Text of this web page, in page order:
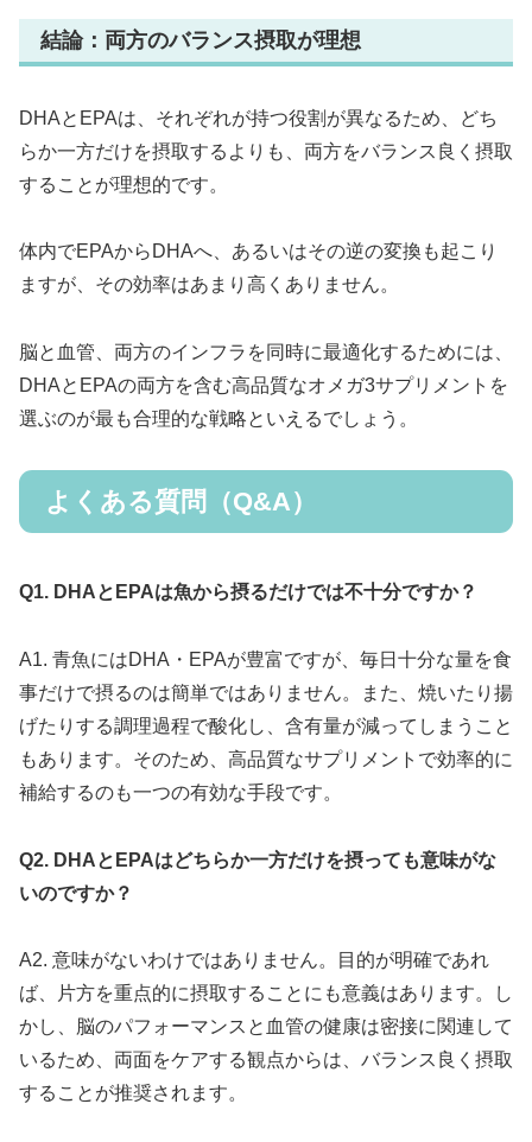
結論：両方のバランス摂取が理想
DHAとEPAは、それぞれが持つ役割が異なるため、どち
らか一方だけを摂取するよりも、両方をバランス良く摂取
することが理想的です。
体内でEPAからDHAへ、あるいはその逆の変換も起こり
ますが、その効率はあまり高くありません。
脳と血管、両方のインフラを同時に最適化するためには、
DHAとEPAの両方を含む高品質なオメガ3サプリメントを
選ぶのが最も合理的な戦略といえるでしょう。
よくある質問（Q&A）
Q1. DHAとEPAは魚から摂るだけでは不十分ですか？
A1. 青魚にはDHA・EPAが豊富ですが、毎日十分な量を食
事だけで摂るのは簡単ではありません。また、焼いたり揚
げたりする調理過程で酸化し、含有量が減ってしまうこと
もあります。そのため、高品質なサプリメントで効率的に
補給するのも一つの有効な手段です。
Q2. DHAとEPAはどちらか一方だけを摂っても意味がな
いのですか？
A2. 意味がないわけではありません。目的が明確であれ
ば、片方を重点的に摂取することにも意義はあります。し
かし、脳のパフォーマンスと血管の健康は密接に関連して
いるため、両面をケアする観点からは、バランス良く摂取
することが推奨されます。